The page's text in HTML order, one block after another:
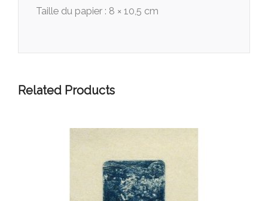
Taille du papier : 8 × 10,5 cm
Related Products